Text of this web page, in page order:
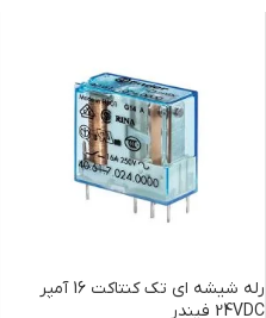
رله شیشه ای تک کنتاکت 16 آمپر
24VDC فیندر